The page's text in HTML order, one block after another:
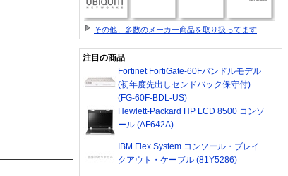
その他、多数のメーカー商品を取り扱ってます
注目の商品
Fortinet FortiGate-60Fバンドルモデル
(初年度先出しセンドバック保守付)
(FG-60F-BDL-US)
Hewlett-Packard HP LCD 8500 コンソ
ール (AF642A)
IBM Flex System コンソール・ブレイ
クアウト・ケーブル (81Y5286)